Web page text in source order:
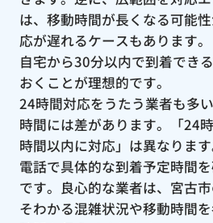
は、移動時間が長くなる可能
応が遅れるケースもあります。
自宅から30分以内で到着でき
おくことが理想的です。
24時間対応をうたう業者も多
時間には差があります。「24
時間以内に対応」は異なります
電話で具体的な到着予定時間
です。良心的な業者は、宮古
そわかる混雑状況や移動時間